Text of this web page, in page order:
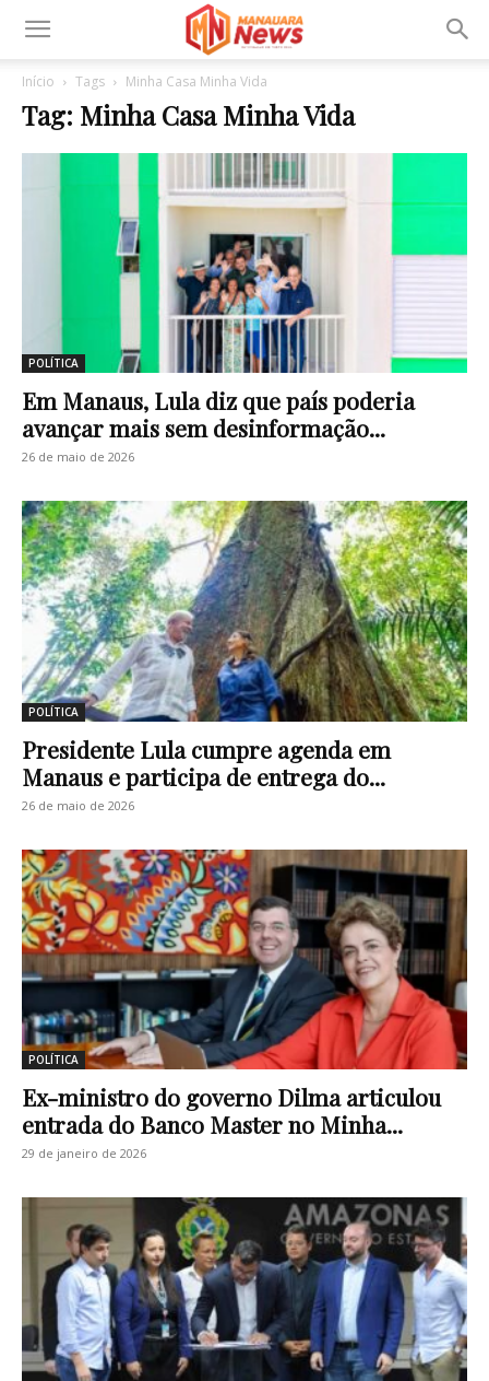
Início Tags Minha Casa Minha Vida
Tag: Minha Casa Minha Vida
POLÍTICA
Em Manaus, Lula diz que país poderia
avançar mais sem desinformação...
26 de maio de 2026
POLÍTICA
Presidente Lula cumpre agenda em
Manaus e participa de entrega do...
26 de maio de 2026
POLÍTICA
Ex-ministro do governo Dilma articulou
entrada do Banco Master no Minha...
29 de janeiro de 2026